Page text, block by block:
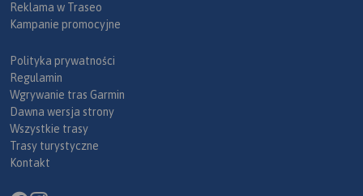
Reklama w Traseo
Kampanie promocyjne
Polityka prywatności
Regulamin
Wgrywanie tras Garmin
Dawna wersja strony
Wszystkie trasy
Trasy turystyczne
Kontakt